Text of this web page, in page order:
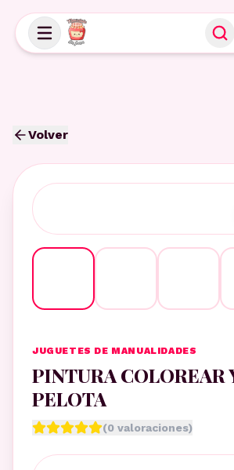
Volver
JUGUETES DE MANUALIDADES
PINTURA COLOREAR
PELOTA
(0 valoraciones)